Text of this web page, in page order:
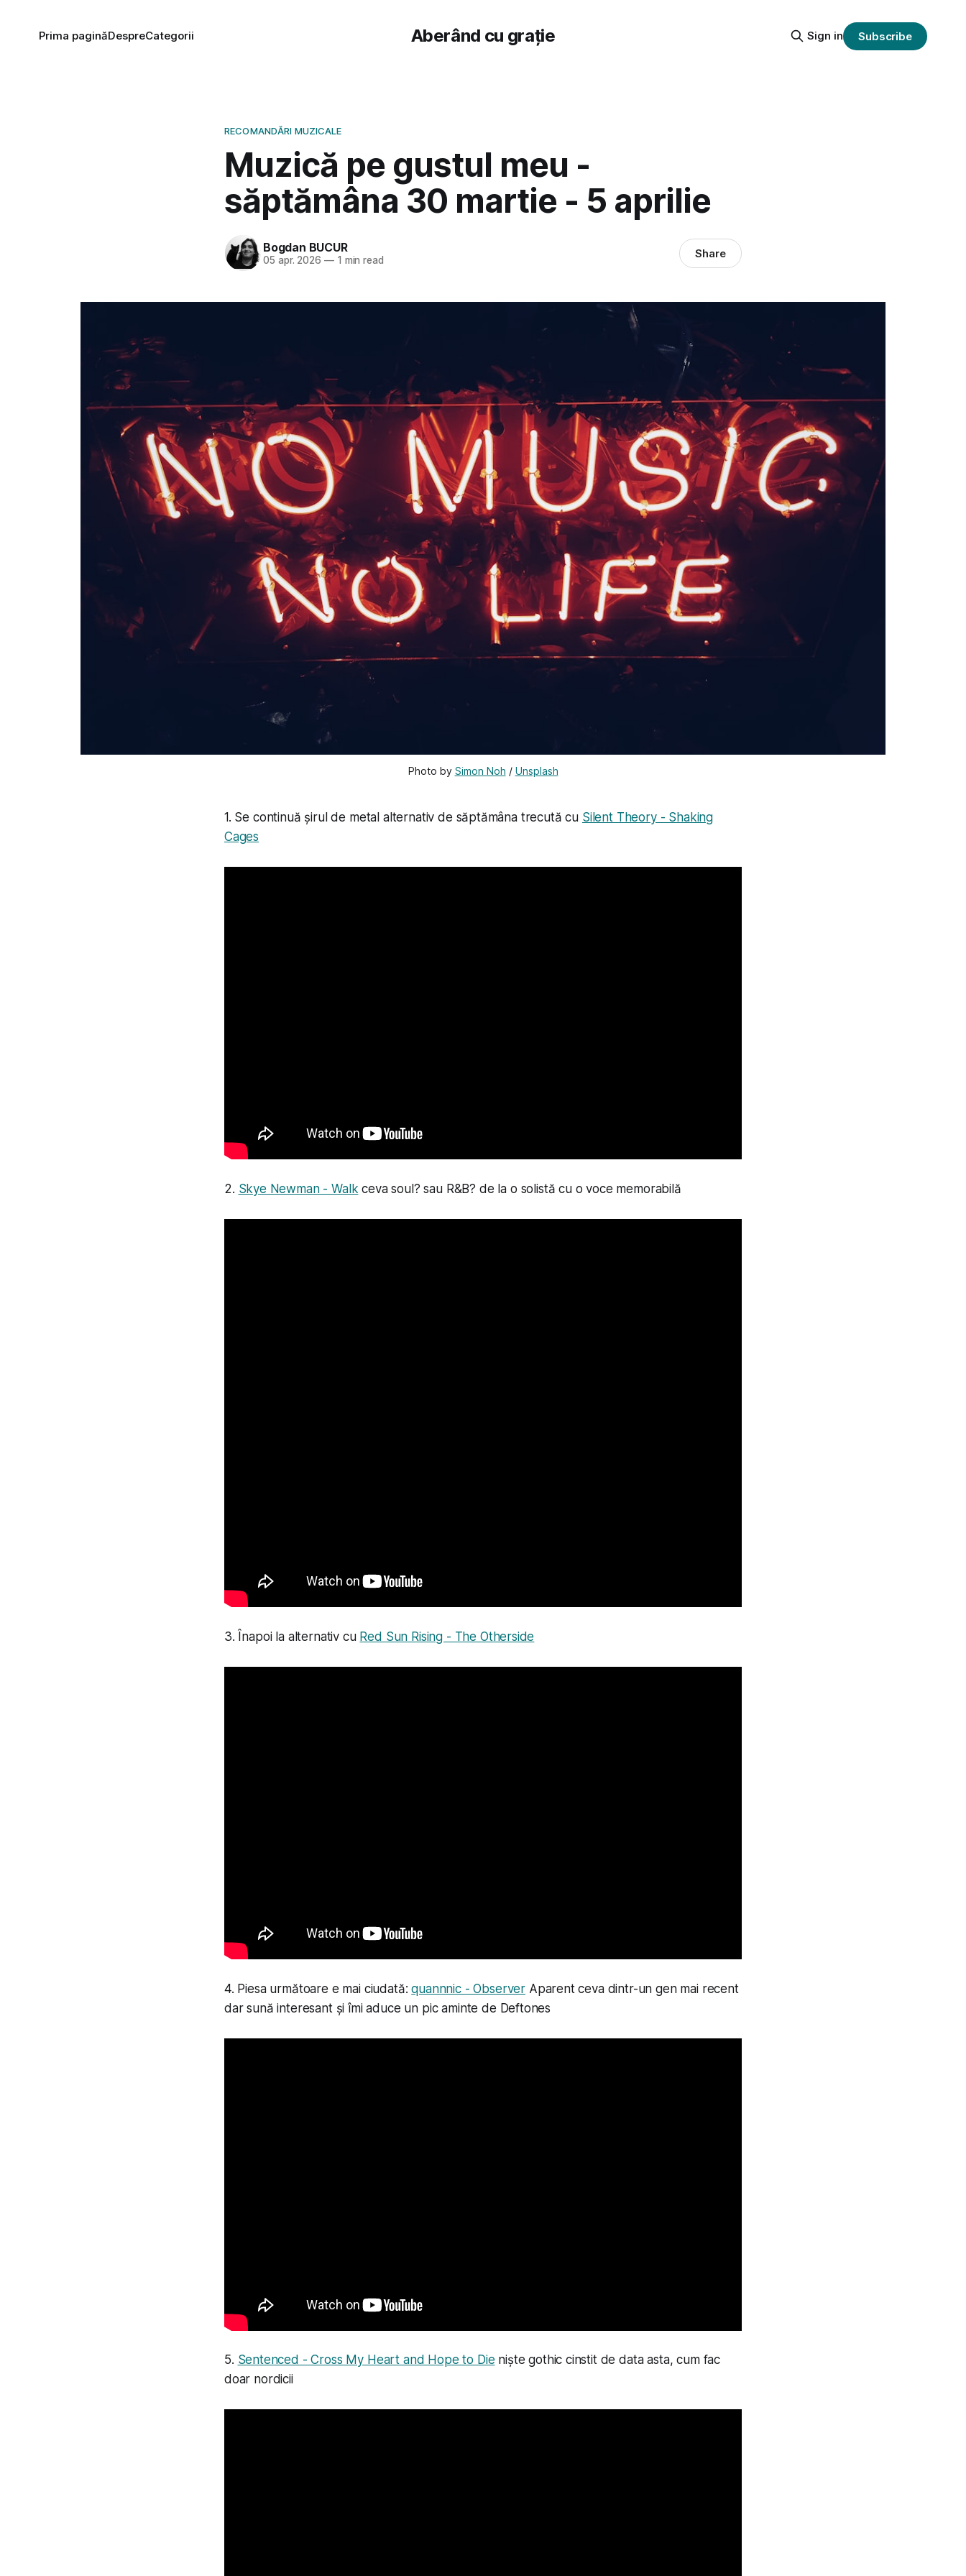
Aberând cu grație
Prima paginăDespreCategorii Sign in Subscribe
RECOMANDĂRI MUZICALE
Muzică pe gustul meu -
săptămâna 30 martie - 5 aprilie
Bogdan BUCUR
05 apr. 2026 —1 min read Share
Photo by Simon Noh / Unsplash
1. Se continuă șirul de metal alternativ de săptămâna trecută cu Silent Theory - Shaking
Cages
2. Skye Newman - Walk ceva soul? sau R&B? de la o solistă cu o voce memorabilă
3. Înapoi la alternativ cu Red Sun Rising - The Otherside
4. Piesa următoare e mai ciudată:quannnic - Observer Aparent ceva dintr-un gen mai recent
dar sună interesant și îmi aduce un picaminte de Deftones
5. Sentenced - Cross My Heart and Hope to Die niște gothic cinstit de data asta, cum fac
doar nordicii